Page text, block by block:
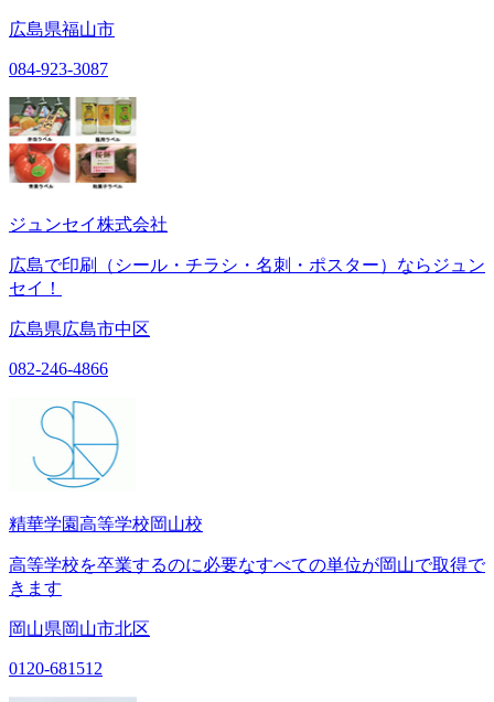
広島県福山市
084-923-3087
ジュンセイ株式会社
広島で印刷（シール・チラシ・名刺・ポスター）ならジュン
セイ！
広島県広島市中区
082-246-4866
精華学園高等学校岡山校
高等学校を卒業するのに必要なすべての単位が岡山で取得で
きます
岡山県岡山市北区
0120-681512